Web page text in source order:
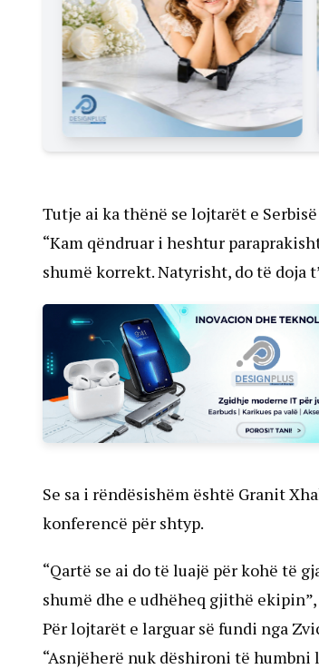
Tutje ai ka thënë se lojtarët e
“Kam qëndruar i heshtur
shumë korrekt. Natyrisht, do të doja
Se sa i rëndësishëm është Granit
konferencë për shtyp.
“Qartë se ai do të luajë për kohë të
shumë dhe e udhëheq gjithë
Për lojtarët e larguar së fundi nga
“Asnjëherë nuk dëshironi të